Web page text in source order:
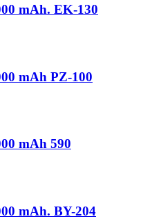
mAh. EK-130
mAh PZ-100
mAh 590
mAh. BY-204